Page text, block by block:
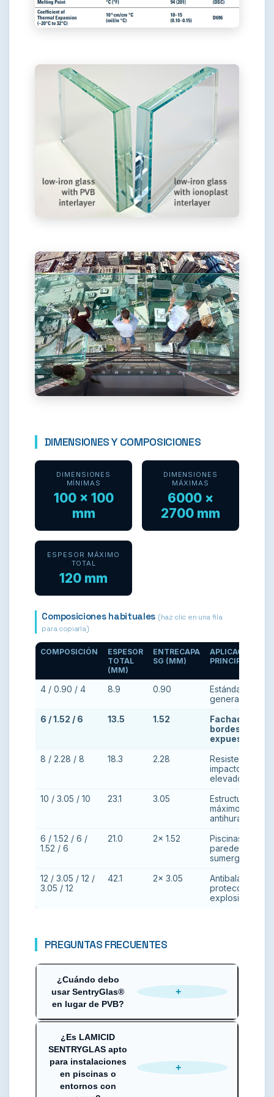
DIMENSIONES Y COMPOSICIONES
DIMENSIONES
MÍNIMAS
100 × 100
mm
DIMENSIONES
MÁXIMAS
6000 ×
2700 mm
ESPESOR MÁXIMO
TOTAL
120 mm
Composiciones habituales (haz clic en una fila
para copiarla)
COMPOSICIÓN
ESPESOR
TOTAL
(MM)
ENTRECAPA
SG (MM)
APLICACIÓN
PRINCIPAL
4 / 0.90 / 4 8.9 0.90
Estándar, uso
general
6 / 1.52 / 6 13.5 1.52
Fachadas con
bordes
expuestos
8 / 2.28 / 8 18.3 2.28
Resistencia a
impactos
elevados
10 / 3.05 / 10 23.1 3.05
Estructural
máximo,
antihuracanado
6 / 1.52 / 6 /
1.52 / 6
21.0 2× 1.52
Piscinas y
paredes
sumergidas
12 / 3.05 / 12 /
3.05 / 12
42.1 2× 3.05
Antibalas,
protección
explosiva
PREGUNTAS FRECUENTES
¿Cuándo debo
usar SentryGlas®
en lugar de PVB?
+
estructurales elevadas —fachadas con
bordes expuestos, barandillas sin perfil
inferior, cubiertas horizontales o paredes de
piscina— o cuando se requiera máxima
retención ante impacto o explosión. Para
¿Es LAMICID
SENTRYGLAS apto
para instalaciones
en piscinas o
entornos con
+